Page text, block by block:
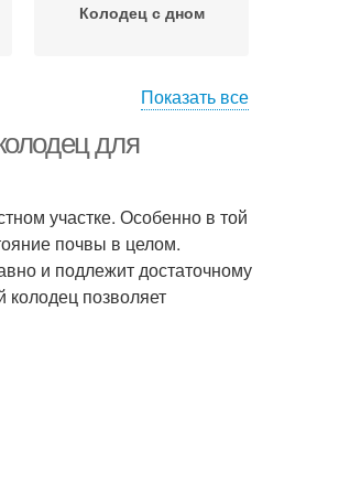
Колодец с дном
Показать все
для
участке. Особенно в той
почвы в целом.
и подлежит достаточному
позволяет